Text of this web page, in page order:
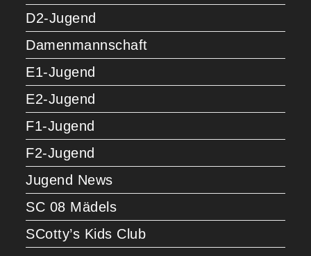
D2-Jugend
Damenmannschaft
E1-Jugend
E2-Jugend
F1-Jugend
F2-Jugend
Jugend News
SC 08 Mädels
SCotty’s Kids Club